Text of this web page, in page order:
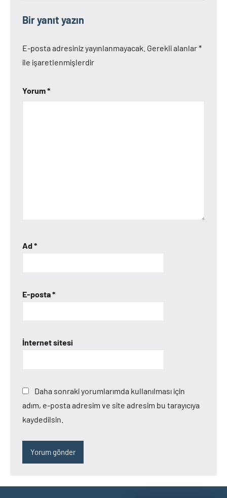
Bir yanıt yazın
E-posta adresiniz yayınlanmayacak. Gerekli alanlar*
ile işaretlenmişlerdir
Yorum*
Ad*
E-posta*
İnternet sitesi
Daha sonraki yorumlarımda kullanılması için
adım, e-posta adresim ve site adresim bu tarayıcıya
kaydedilsin.